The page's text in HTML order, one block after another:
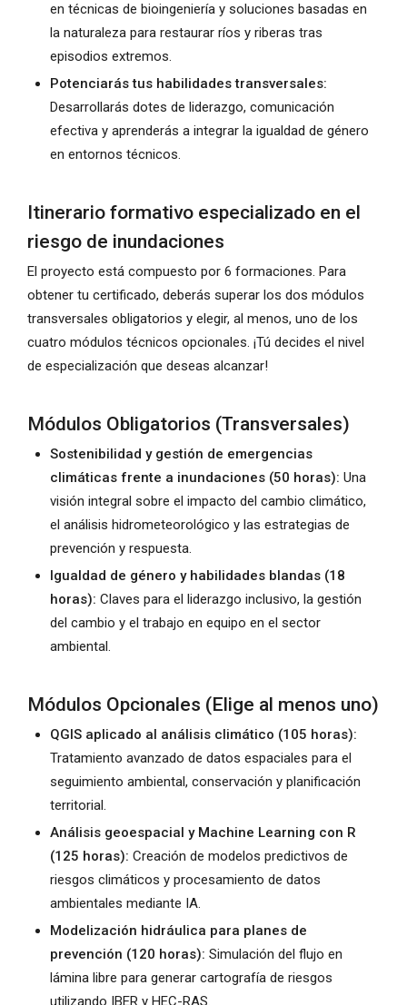
en técnicas de bioingeniería y soluciones basadas en
la naturaleza para restaurar ríos y riberas tras
episodios extremos.
Potenciarás tus habilidades transversales:
Desarrollarás dotes de liderazgo, comunicación
efectiva y aprenderás a integrar la igualdad de género
en entornos técnicos.
Itinerario formativo especializado en el
riesgo de inundaciones
El proyecto está compuesto por 6 formaciones. Para
obtener tu certificado, deberás superar los dos módulos
transversales obligatorios y elegir, al menos, uno de los
cuatro módulos técnicos opcionales. ¡Tú decides el nivel
de especialización que deseas alcanzar!
Módulos Obligatorios (Transversales)
Sostenibilidad y gestión de emergencias
climáticas frente a inundaciones (50 horas): Una
visión integral sobre el impacto del cambio climático,
el análisis hidrometeorológico y las estrategias de
prevención y respuesta.
Igualdad de género y habilidades blandas (18
horas): Claves para el liderazgo inclusivo, la gestión
del cambio y el trabajo en equipo en el sector
ambiental.
Módulos Opcionales (Elige al menos uno)
QGIS aplicado al análisis climático (105 horas):
Tratamiento avanzado de datos espaciales para el
seguimiento ambiental, conservación y planificación
territorial.
Análisis geoespacial y Machine Learning con R
(125 horas): Creación de modelos predictivos de
riesgos climáticos y procesamiento de datos
ambientales mediante IA.
Modelización hidráulica para planes de
prevención (120 horas): Simulación del flujo en
lámina libre para generar cartografía de riesgos
utilizando IBER y HEC-RAS.